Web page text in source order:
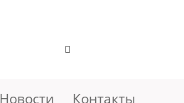
Новости Контакты